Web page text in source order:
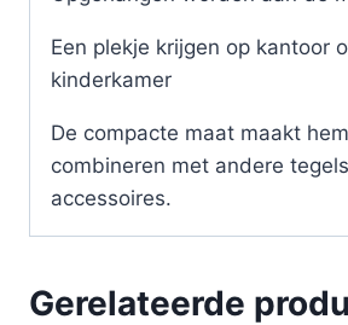
Een plekje krijgen op kantoor
kinderkamer
De compacte maat maakt
combineren met andere
accessoires.
Gerelateerde